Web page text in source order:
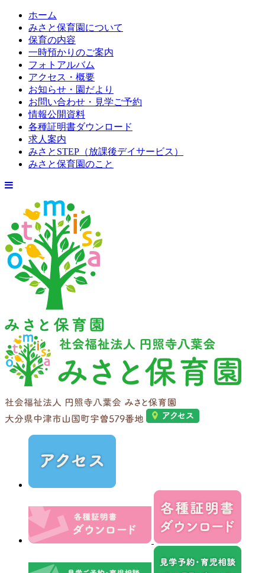
ホーム
みさと保育園について
保育の内容
一時預かりのご案内
フォトアルバム
アクセス・概要
お知らせ・園だより
お問い合わせ・見学ご予約
情報公開資料
各種証明書ダウンロード
求人案内
みさとSTEP（放課後デイサービス）
みさと保育園のこと